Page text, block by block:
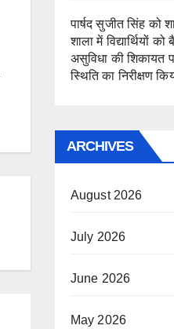
पार्षद सुजीत सिंह को
शाला में विद्यार्थियों
असुविधा की शिकायत
स्थिति का निरीक्षण
ARCHIVES
August 2026
July 2026
June 2026
May 2026